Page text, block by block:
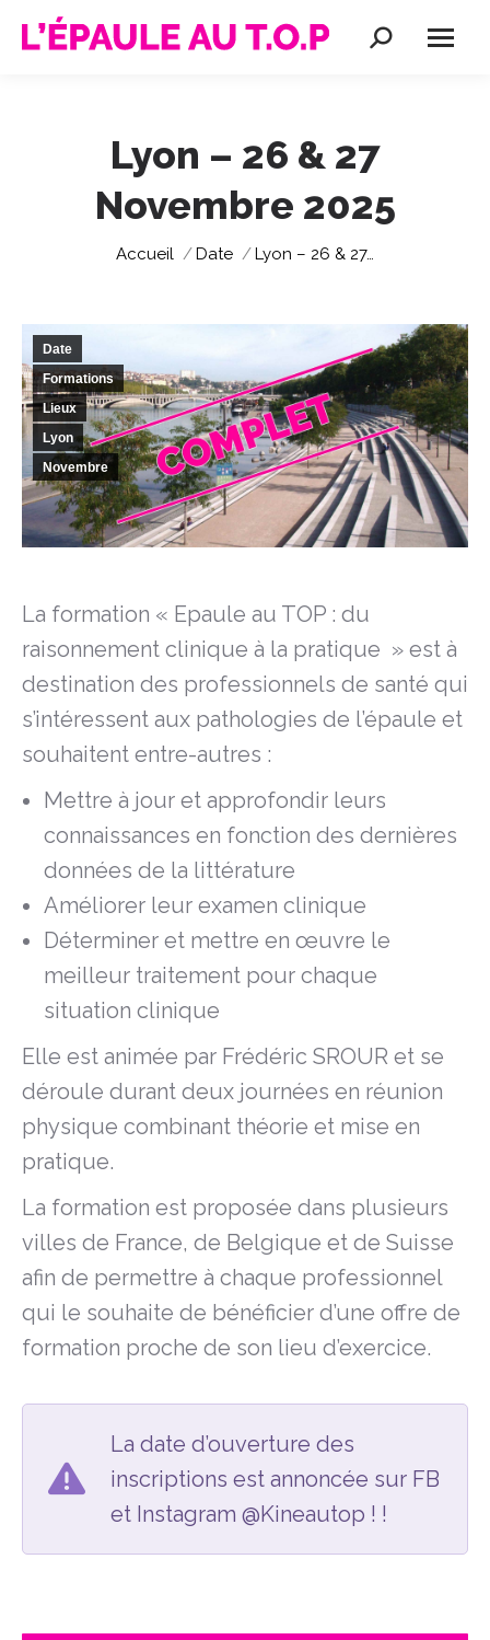
Recherche
Lyon – 26 & 27
Novembre 2025
Vous êtes ici :
Accueil Date Lyon – 26 & 27…
Date
Formations
Lieux
Lyon
Novembre
La formation « Epaule au TOP : du
raisonnement clinique à la pratique » est à
destination des professionnels de santé qui
s’intéressent aux pathologies de l’épaule et
souhaitent entre-autres :
Mettre à jour et approfondir leurs
connaissances en fonction des dernières
données de la littérature
Améliorer leur examen clinique
Déterminer et mettre en œuvre le
meilleur traitement pour chaque
situation clinique
Elle est animée par Frédéric SROUR et se
déroule durant deux journées en réunion
physique combinant théorie et mise en
pratique.
La formation est proposée dans plusieurs
villes de France, de Belgique et de Suisse
afin de permettre à chaque professionnel
qui le souhaite de bénéficier d’une offre de
formation proche de son lieu d’exercice.
La date d’ouverture des
inscriptions est annoncée sur FB
et Instagram @Kineautop ! !